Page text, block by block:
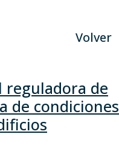
Volver
reguladora de
de condiciones